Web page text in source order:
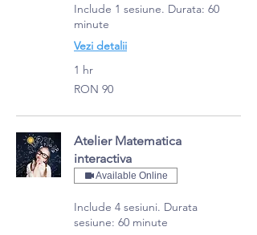
Include 1 sesiune. Durata: 60
minute
Vezi detalii
1 hr
90
Romanian
RON 90
Atelier Matematica
interactiva
Available Online
Include 4 sesiuni. Durata
sesiune: 60 minute